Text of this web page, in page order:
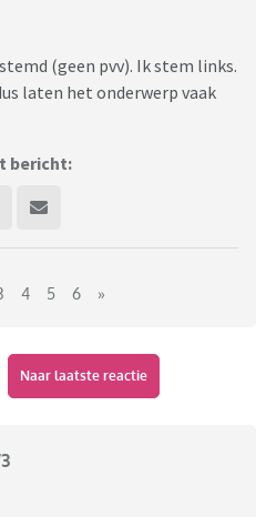
(geen pvv). Ik stem links.
laten het onderwerp vaak
bericht:
4 5 6 »
Naar laatste reactie